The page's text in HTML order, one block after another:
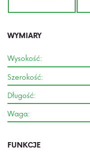
WYMIARY
Wysokość:
Szerokość:
Długość:
Waga:
FUNKCJE